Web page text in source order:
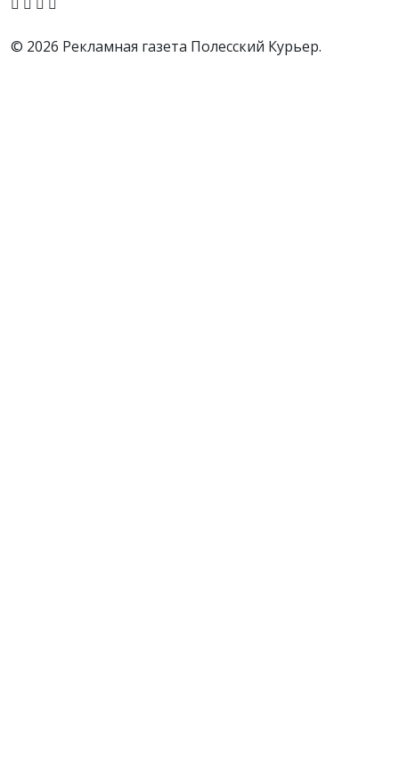
© 2026 Рекламная газета Полесский Курьер.